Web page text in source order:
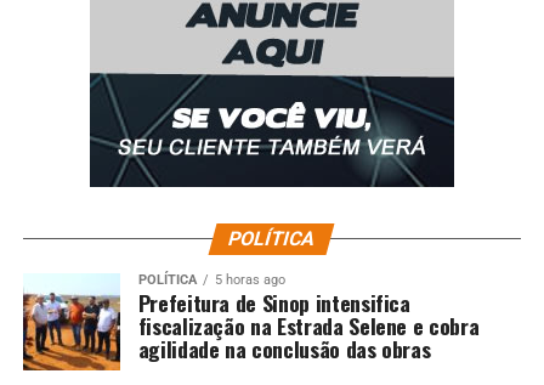
POLÍTICA
POLÍTICA 5 horas ago
Prefeitura de Sinop intensifica
fiscalização na Estrada Selene e cobra
agilidade na conclusão das obras